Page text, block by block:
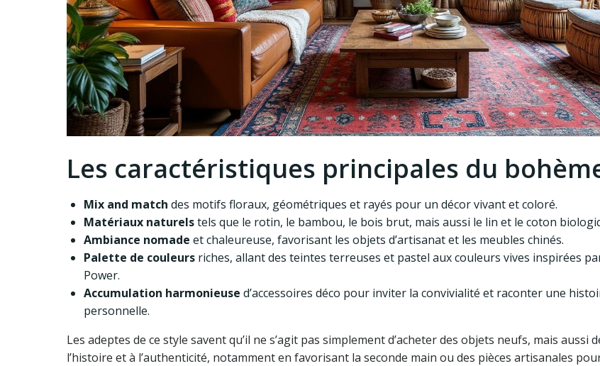
Les caractéristiques principales du
Mix and match des motifs floraux, géométriques et rayés pour un décor vivant et coloré.
Matériaux naturelstels que le rotin, le bambou, le bois brut, mais aussi le lin et le coton
Ambiance nomade et chaleureuse, favorisant les objets d’artisanat et les meubles chinés.
Palette de couleurs riches, allant des teintes terreuses et pastel aux couleurs vives inspirées
Power.
Accumulation harmonieuse d’accessoires déco pour inviter la convivialité et raconter une
personnelle.
Les adeptes de ce style savent qu’il ne s’agit pas simplement d’acheter des objets neufs, mais aussi
l’histoire et à l’authenticité, notamment en favorisant la seconde main ou des pièces artisanales